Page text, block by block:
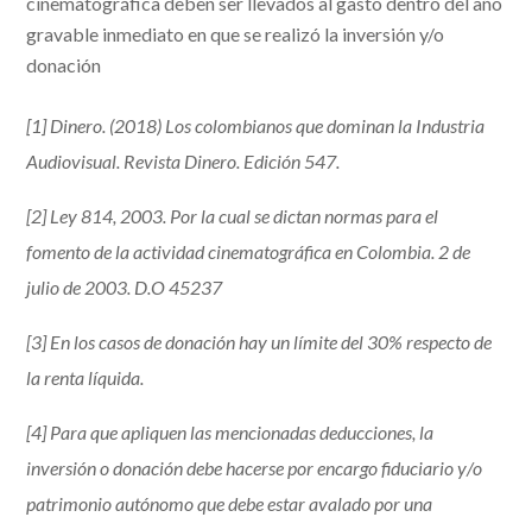
gravable inmediato en que se realizó la inversión y/o
donación
[1] Dinero. (2018) Los colombianos que dominan la Industria
Audiovisual. Revista Dinero. Edición 547.
[2] Ley 814, 2003. Por la cual se dictan normas para el
fomento de la actividad cinematográfica en Colombia. 2 de
julio de 2003. D.O 45237
[3] En los casos de donación hay un límite del 30% respecto de
la renta líquida.
[4] Para que apliquen las mencionadas deducciones, la
inversión o donación debe hacerse por encargo fiduciario y/o
patrimonio autónomo que debe estar avalado por una